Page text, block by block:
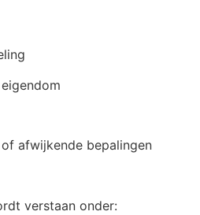
afwijkende bepalingen
verstaan onder: